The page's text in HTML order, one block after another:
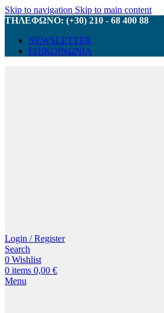
Skip to navigation Skip to main content
ΤΗΛΕΦΩΝΟ: (+30) 210 - 68 400 88
NEWSLETTER
ΕΠΙΚΟΙΝΩΝΙΑ
Login / Register
Search
0 Wishlist
0 items 0,00 €
Menu